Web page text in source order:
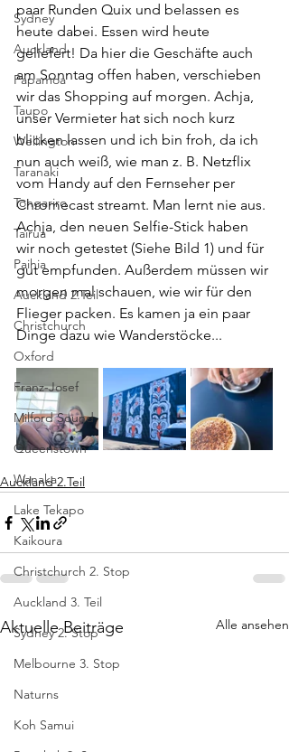
Sydney
Auckland
Papamoa
Taupo
Wellington
Taranaki
Tongariro
Tairua
Paihia
Auckland 2.Teil
Christchurch
Oxford
Franz-Josef
Milford Sound
Queenstown
Wanaka
Lake Tekapo
Kaikoura
Christchurch 2. Stop
Auckland 3. Teil
Sydney 2. Stop
Melbourne 3. Stop
Naturns
Koh Samui
paar Runden Quix und belassen es
heute dabei. Essen wird heute
geliefert! Da hier die Geschäfte auch
am Sonntag offen haben, verschieben
wir das Shopping auf morgen. Achja,
unser Vermieter hat sich noch kurz
blicken lassen und ich bin froh, da ich
nun auch weiß, wie man z. B. Netzflix
vom Handy auf den Fernseher per
Chromecast streamt. Man lernt nie aus.
Achja, den neuen Selfie-Stick haben
wir noch getestet (Siehe Bild 1) und für
gut empfunden. Außerdem müssen wir
morgen mal schauen, wie wir für den
Flieger packen. Es kamen ja ein paar
Dinge dazu wie Wanderstöcke...
Auckland 2.Teil
Aktuelle Beiträge Alle ansehen